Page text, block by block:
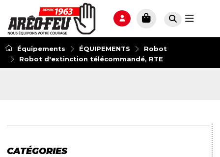
Équipements ÉQUIPEMENTS
Robot
Robot d'extinction télécommandé, RTE
CATÉGORIES